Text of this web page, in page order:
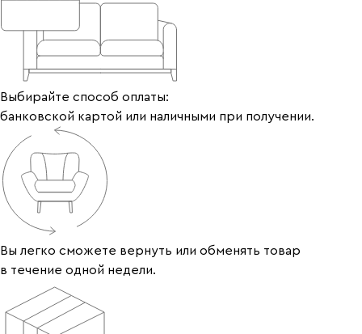
Выбирайте способ оплаты:
банковской картой или наличными при получении.
Вы легко сможете вернуть или обменять товар
в течение одной недели.